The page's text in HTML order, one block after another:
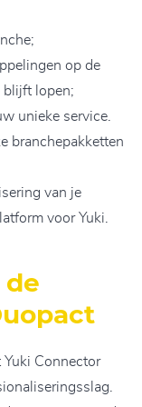
op de
blijft lopen;
unieke service.
branchepakketten
van je
voor Yuki.
de
Connector